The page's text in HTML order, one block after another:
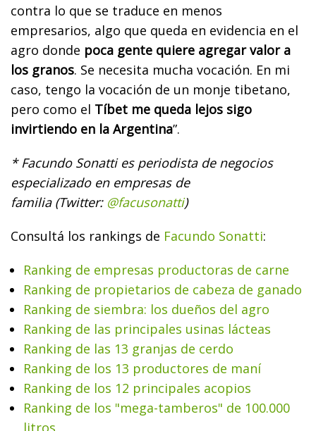
contra lo que se traduce en menos
empresarios, algo que queda en evidencia en el
agro donde poca gente quiere agregar valor a
los granos. Se necesita mucha vocación. En mi
caso, tengo la vocación de un monje tibetano,
pero como el Tíbet me queda lejos sigo
invirtiendo en la Argentina”.
* Facundo Sonatti es periodista de negocios
especializado en empresas de
familia (Twitter: @facusonatti)
Consultá los rankings de Facundo Sonatti:
Ranking de empresas productoras de carne
Ranking de propietarios de cabeza de ganado
Ranking de siembra: los dueños del agro
Ranking de las principales usinas lácteas
Ranking de las 13 granjas de cerdo
Ranking de los 13 productores de maní
Ranking de los 12 principales acopios
Ranking de los "mega-tamberos" de 100.000
litros